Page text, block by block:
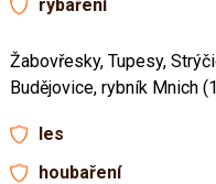
rybaření
Žabovřesky, Tupesy,
Budějovice, rybník Mnich
les
houbaření